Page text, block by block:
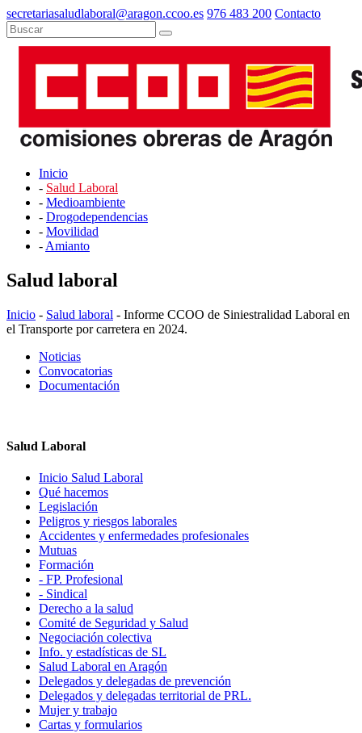
secretariasaludlaboral@aragon.ccoo.es 976 483 200 Contacto
Inicio
- Salud Laboral
- Medioambiente
- Drogodependencias
- Movilidad
- Amianto
Salud laboral
Inicio - Salud laboral - Informe CCOO de Siniestralidad Laboral en
el Transporte por carretera en 2024.
Noticias
Convocatorias
Documentación
Salud Laboral
Inicio Salud Laboral
Qué hacemos
Legislación
Peligros y riesgos laborales
Accidentes y enfermedades profesionales
Mutuas
Formación
- FP. Profesional
- Sindical
Derecho a la salud
Comité de Seguridad y Salud
Negociación colectiva
Info. y estadísticas de SL
Salud Laboral en Aragón
Delegados y delegadas de prevención
Delegados y delegadas territorial de PRL.
Mujer y trabajo
Cartas y formularios